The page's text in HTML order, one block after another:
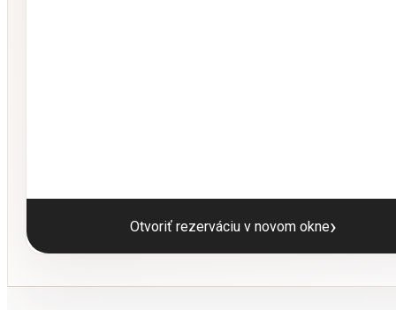
Otvoriť rezerváciu v novom okne›